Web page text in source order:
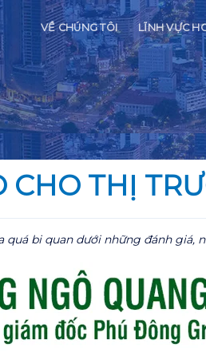
VỀ CHÚNG TÔI LĨNH VỰC
CHO THỊ
bi quan dưới những đánh giá,